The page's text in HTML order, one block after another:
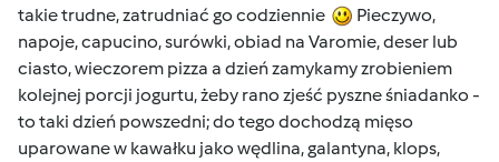
takie trudne, zatrudniać go codziennie
Pieczywo,
napoje, capucino, surówki, obiad na Varomie, deser lub
ciasto, wieczorem pizza a dzień zamykamy zrobieniem
kolejnej porcji jogurtu, żeby rano zjeść pyszne śniadanko -
to taki dzień powszedni; do tego dochodzą mięso
uparowane w kawałku jako wędlina, galantyna, klops,